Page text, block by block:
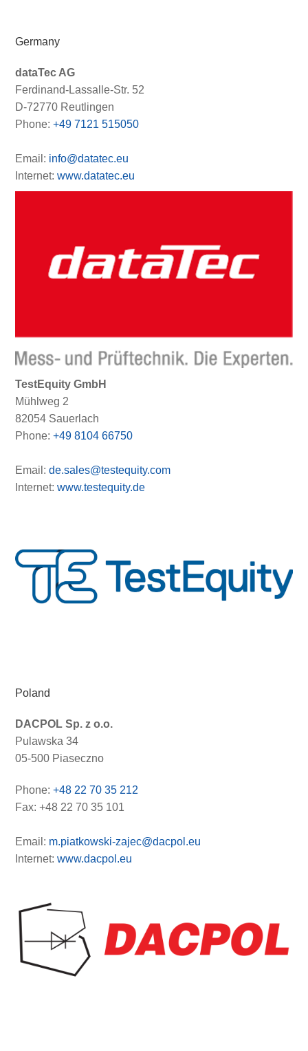
Germany
dataTec AG
Ferdinand-Lassalle-Str. 52
D-72770 Reutlingen
Phone:+49 7121 515050
Email: info@datatec.eu
Internet:www.datatec.eu
TestEquity GmbH
Mühlweg 2
82054 Sauerlach
Phone:+49 8104 66750
Email:de.sales@testequity.com
Internet:www.testequity.de
Poland
DACPOL Sp. z o.o.
Pulawska 34
05-500 Piaseczno
Phone:+48 22 70 35 212
Fax: +48 22 70 35 101
Email: m.piatkowski-zajec@dacpol.eu
Internet:www.dacpol.eu